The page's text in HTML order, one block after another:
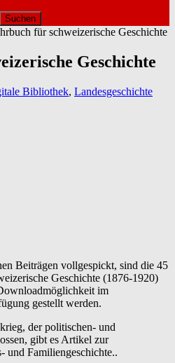
für schweizerische Geschichte
Geschichte
Bibliothek, Landesgeschichte
Beiträgen vollgespickt, sind die 45
Geschichte (1876-1920)
im
gestellt werden.
der politischen- und
gibt es Artikel zur
und Familiengeschichte..